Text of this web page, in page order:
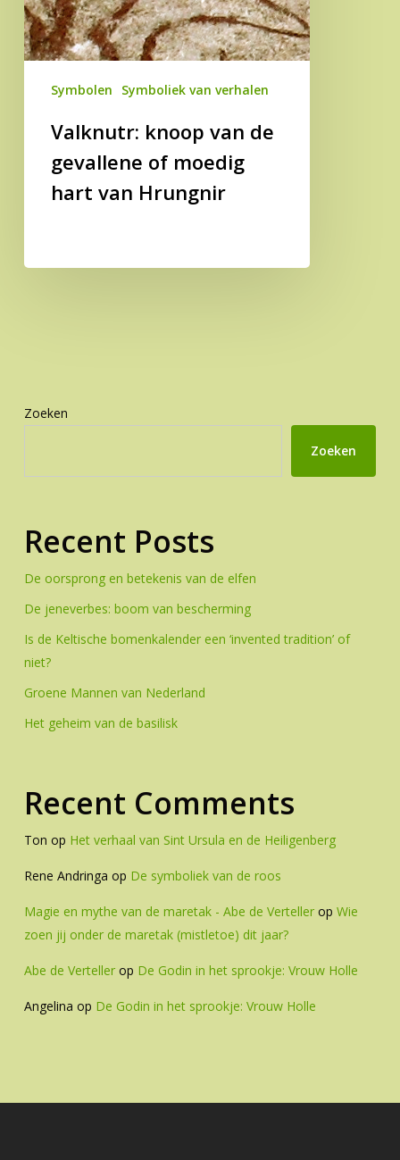
Symbolen Symboliek van verhalen
Valknutr: knoop van de
gevallene of moedig
hart van Hrungnir
Zoeken
Zoeken
Recent Posts
De oorsprong en betekenis van de elfen
De jeneverbes: boom van bescherming
Is de Keltische bomenkalender een ‘invented tradition’ of
niet?
Groene Mannen van Nederland
Het geheim van de basilisk
Recent Comments
Ton op Het verhaal van Sint Ursula en de Heiligenberg
Rene Andringa op De symboliek van de roos
Magie en mythe van de maretak - Abe de Vertellerop Wie
zoen jij onder de maretak (mistletoe) dit jaar?
Abe de Vertellerop De Godin in het sprookje: Vrouw Holle
Angelina op De Godin in het sprookje: Vrouw Holle